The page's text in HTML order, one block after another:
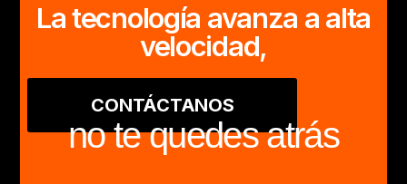
La tecnología avanza a alta
velocidad,
CONTÁCTANOS
no te quedes atrás